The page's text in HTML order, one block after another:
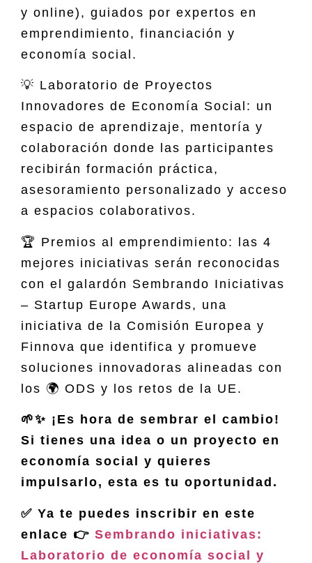
y online), guiados por expertos en
emprendimiento, financiación y
economía social.
💡 Laboratorio de Proyectos
Innovadores de Economía Social: un
espacio de aprendizaje, mentoría y
colaboración donde las participantes
recibirán formación práctica,
asesoramiento personalizado y acceso
a espacios colaborativos.
🏆 Premios al emprendimiento: las 4
mejores iniciativas serán reconocidas
con el galardón Sembrando Iniciativas
– Startup Europe Awards, una
iniciativa de la Comisión Europea y
Finnova que identifica y promueve
soluciones innovadoras alineadas con
los 🌍 ODS y los retos de la UE.
🌱✨ ¡Es hora de sembrar el cambio!
Si tienes una idea o un proyecto en
economía social y quieres
impulsarlo, esta es tu oportunidad.
✅ Ya te puedes inscribir en este
enlace 👉 Sembrando iniciativas:
Laboratorio de economía social y